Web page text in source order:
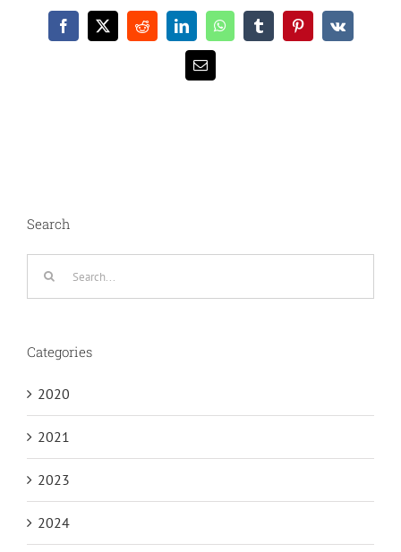
Facebook
X RedditLinkedInWhatsAppTumblrPinterest
Vk
Email
Search
Categories
2020
2021
2023
2024